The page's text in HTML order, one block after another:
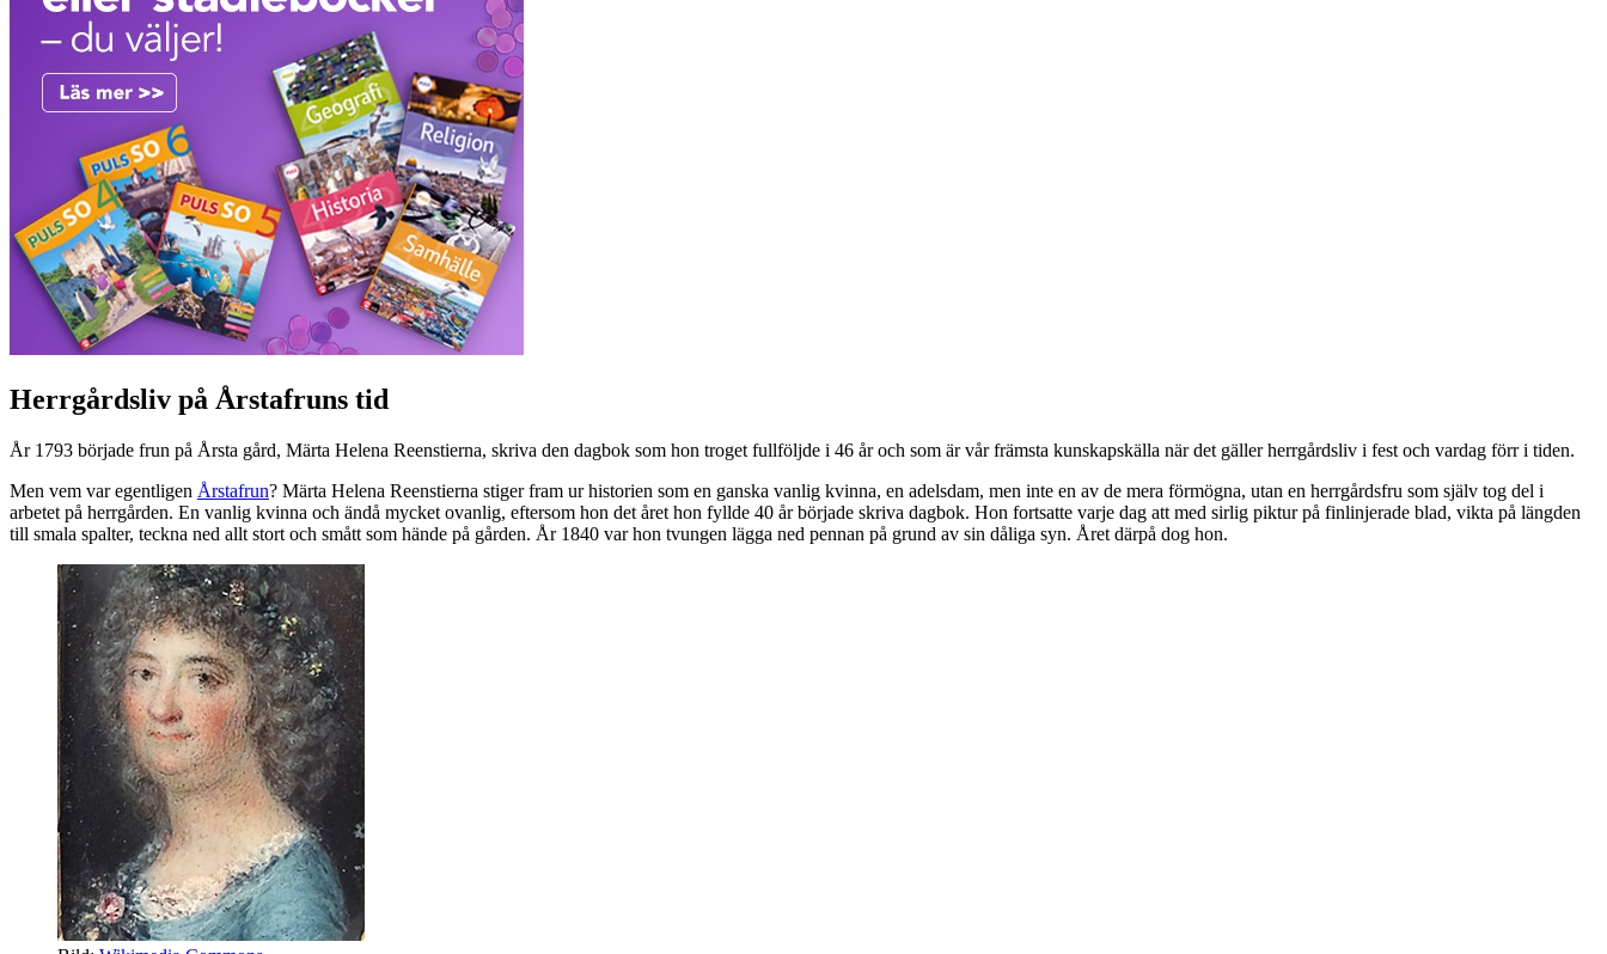
Herrgårdsliv på Årstafruns tid
År 1793 började frun på Årsta gård, Märta Helena Reenstierna, skriva den dagbok som hon troget fullföljde i 46 år och som är vår främsta kunskapskälla när det gäller herrgårdsliv i fest och vardag förr i tiden.
Men vem var egentligen Årstafrun? Märta Helena Reenstierna stiger fram ur historien som en ganska vanlig kvinna, en adelsdam, men inte en av de mera förmögna, utan en herrgårdsfru som själv tog del i
arbetet på herrgården. En vanlig kvinna och ändå mycket ovanlig, eftersom hon det året hon fyllde 40 år började skriva dagbok. Hon fortsatte varje dag att med sirlig piktur på finlinjerade blad, vikta på längden
till smala spalter, teckna ned allt stort och smått som hände på gården. År 1840 var hon tvungen lägga ned pennan på grund av sin dåliga syn. Året därpå dog hon.